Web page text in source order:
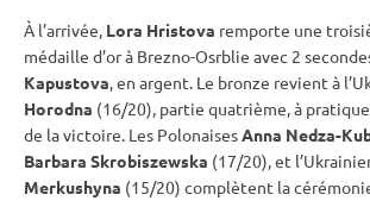
À l’arrivée, Lora Hristova remporte une
médaille d’or à Brezno-Osrblie avec 2
Kapustova, en argent. Le bronze revient à
Horodna (16/20), partie quatrième, à
de la victoire. Les PolonaisesAnna Nedza-
Barbara Skrobiszewska (17/20), et
Merkushyna (15/20) complètent la